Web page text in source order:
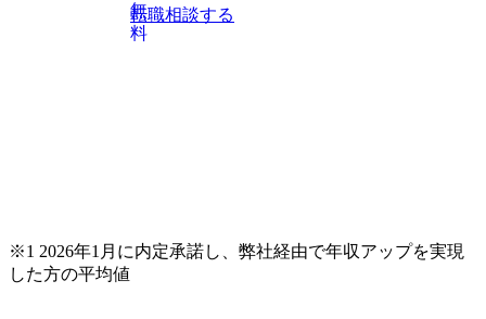
ル・
導入コ
AIや
無
料
転職相談する
※1 2026年1月に内定承諾し、弊社経由で年収アップを実現
した方の平均値